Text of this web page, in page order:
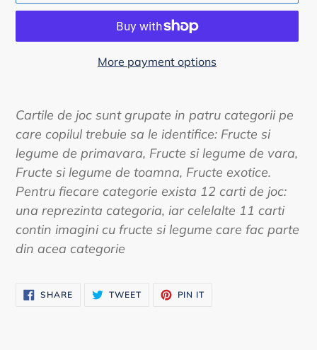
More payment options
product
your
cart
Cartile de joc sunt grupate in patru categorii pe
care copilul trebuie sa le identifice: Fructe si
legume de primavara, Fructe si legume de vara,
Fructe si legume de toamna, Fructe exotice.
Pentru fiecare categorie exista 12 carti de joc:
una reprezinta categoria, iar celelalte 11 carti
contin imagini cu fructe si legume care fac parte
din acea categorie
SHARESHARE
ON
TWEETTWEET PIN IT